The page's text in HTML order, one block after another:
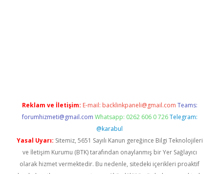
Reklam ve İletişim: E-mail: backlinkpaneli@gmail.com Teams:
forumhizmeti@gmail.com Whatsapp: 0262 606 0 726 Telegram:
@karabul
Yasal Uyarı: Sitemiz, 5651 Sayılı Kanun gereğince Bilgi Teknolojileri
ve İletişim Kurumu (BTK) tarafından onaylanmış bir Yer Sağlayıcı
olarak hizmet vermektedir. Bu nedenle, sitedeki içerikleri proaktif